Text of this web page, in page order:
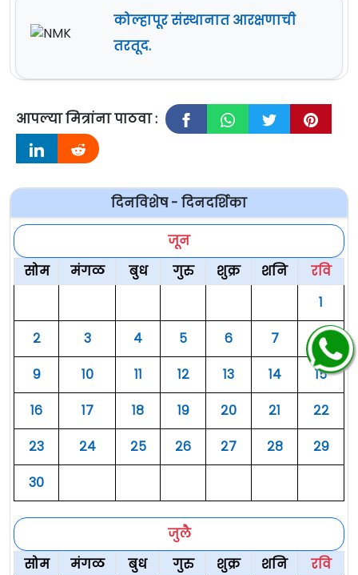
कोल्हापूर संस्थानात आरक्षणाची
तरतूद.
आपल्या मित्रांना पाठवा :
दिनविशेष - दिनदर्शिका
जून
सोम
मंगळ बुध गुरु शुक्र शनि
रवि
१
२
३ ४ ५ ६ ७
८
९
१० ११ १२ १३ १४
१५
१६
१७ १८ १९ २० २१
२२
२३
२४ २५ २६ २७ २८
२९
३०
जुलै
सोम
मंगळ बुध गुरु शुक्र शनि
रवि